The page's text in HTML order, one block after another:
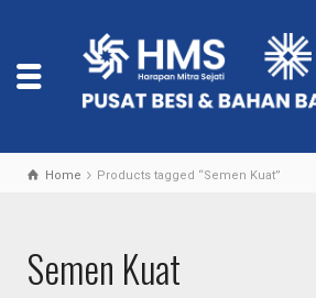
Home Products tagged “Semen Kuat”
Semen Kuat